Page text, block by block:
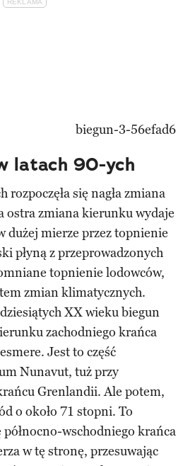
latach 90-ych
rozpoczęła się nagła zmiana
ostra zmiana kierunku wydaje
dużej mierze przez topnienie
płyną z przeprowadzonych
topnienie lodowców,
zmian klimatycznych.
XX wieku biegun
zachodniego krańca
Jest to część
Nunavut, tuż przy
Grenlandii. Ale potem,
o około 71 stopni. To
północno-wschodniego krańca
w tę stronę, przesuwając